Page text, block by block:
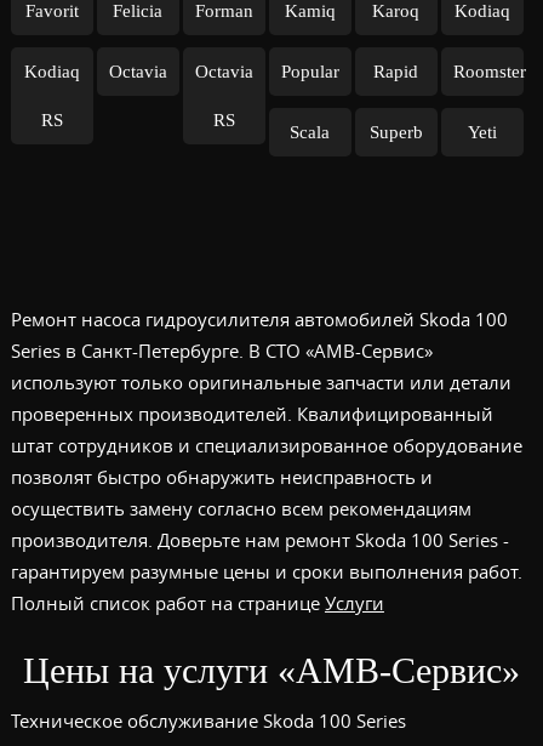
Favorit Felicia Forman Kamiq Karoq Kodiaq
Kodiaq
RS
Octavia Octavia
RS
Popular Rapid Roomster
Scala Superb Yeti
Ремонт насоса гидроусилителя автомобилей Skoda 100
Series в Санкт-Петербурге. В СТО «АМВ-Сервис»
используют только оригинальные запчасти или детали
проверенных производителей. Квалифицированный
штат сотрудников и специализированное оборудование
позволят быстро обнаружить неисправность и
осуществить замену согласно всем рекомендациям
производителя. Доверьте нам ремонт Skoda 100 Series -
гарантируем разумные цены и сроки выполнения работ.
Полный список работ на странице Услуги
Цены на услуги «АМВ-Сервис»
Техническое обслуживание Skoda 100 Series